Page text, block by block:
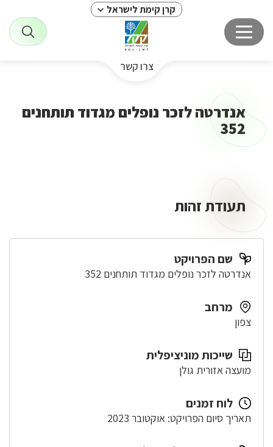
קרן קימת לישראל
צרו קשר
אנדרטה לזכר נופלים מגדוד תותחנים
352
תעודת זהות
שם הפרויקט
אנדרטה לזכר נופלים מגדוד תותחנים 352
מרחב
צפון
שייכות מוניציפלית
מועצה אזורית גולן
לוח זמנים
תאריך סיום הפרויקט: אוקטובר 2023